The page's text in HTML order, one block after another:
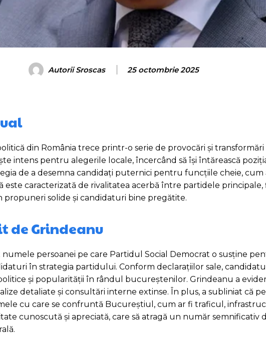
Autorii Sroscas 25 octombrie 2025
din România trece printr-o serie de provocări și transformări
intens pentru alegerile locale, încercând să își întărească
de a desemna candidați puternici pentru funcțiile cheie, cum
este caracterizată de rivalitatea acerbă între partidele principale,
propuneri solide și candidaturi bine pregătite.
de Grindeanu
persoanei pe care Partidul Social Democrat o susține
în strategia partidului. Conform declarațiilor sale,
și popularității în rândul bucureștenilor. Grindeanu a
detaliate și consultări interne extinse. În plus, a subliniat că
cu care se confruntă Bucureștiul, cum ar fi traficul,
cunoscută și apreciată, care să atragă un număr semnificativ